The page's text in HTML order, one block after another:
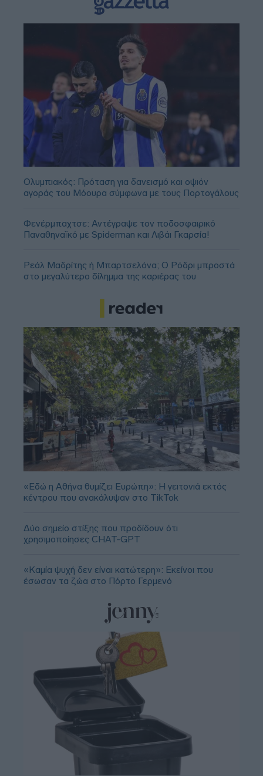
Ολυμπιακός: Πρόταση για δανεισμό και οψιόν
αγοράς του Μόουρα σύμφωνα με τους Πορτογάλους
Φενέρμπαχτσε: Αντέγραψε τον ποδοσφαιρικό
Παναθηναϊκό με Spiderman και Λιβάι Γκαρσία!
Ρεάλ Μαδρίτης ή Μπαρτσελόνα; Ο Ρόδρι μπροστά
στο μεγαλύτερο δίλημμα της καριέρας του
«Εδώ η Αθήνα θυμίζει Ευρώπη»: H γειτονιά εκτός
κέντρου που ανακάλυψαν στο TikTok
Δύο σημείο στίξης που προδίδουν ότι
χρησιμοποίησες CHAT-GPT
«Καμία ψυχή δεν είναι κατώτερη»: Εκείνοι που
έσωσαν τα ζώα στο Πόρτο Γερμενό